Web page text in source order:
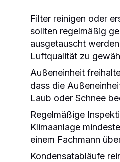
Filter reinigen oder
sollten regelmäßig
ausgetauscht
Luftqualität zu
Außeneinheit
dass die
Laub oder Schnee
Regelmäßige
Klimaanlage
einem Fachmann
Kondensatabläufe